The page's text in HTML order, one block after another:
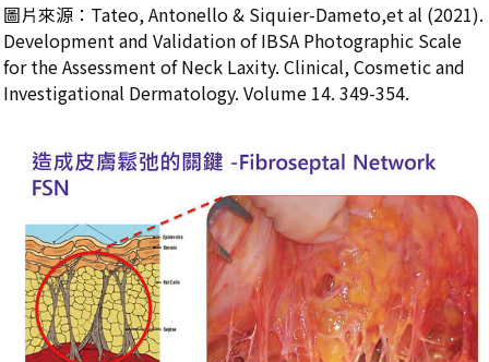
圖片來源：Tateo, Antonello & Siquier-Dameto,et al (2021).
Development and Validation of IBSA Photographic Scale
for the Assessment of Neck Laxity. Clinical, Cosmetic and
Investigational Dermatology. Volume 14. 349-354.